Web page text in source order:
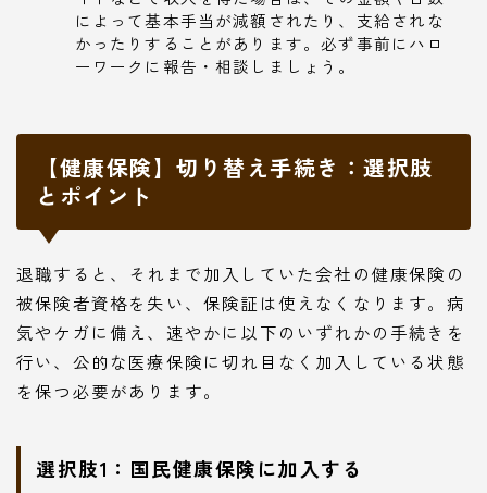
によって基本手当が減額されたり、支給されな
かったりすることがあります。必ず事前にハロ
ーワークに報告・相談しましょう。
【健康保険】切り替え手続き：選択肢
とポイント
退職すると、それまで加入していた会社の健康保険の
被保険者資格を失い、保険証は使えなくなります。病
気やケガに備え、速やかに以下のいずれかの手続きを
行い、公的な医療保険に切れ目なく加入している状態
を保つ必要があります。
選択肢1：国民健康保険に加入する